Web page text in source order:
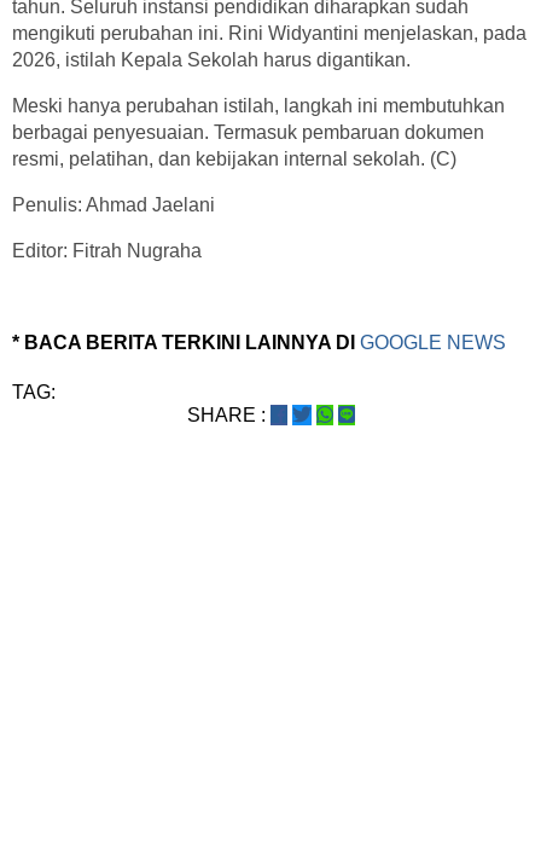
tahun. Seluruh instansi pendidikan diharapkan sudah
mengikuti perubahan ini. Rini Widyantini menjelaskan, pada
2026, istilah Kepala Sekolah harus digantikan.
Meski hanya perubahan istilah, langkah ini membutuhkan
berbagai penyesuaian. Termasuk pembaruan dokumen
resmi, pelatihan, dan kebijakan internal sekolah. (C)
Penulis: Ahmad Jaelani
Editor: Fitrah Nugraha
* BACA BERITA TERKINI LAINNYA DI GOOGLE NEWS
TAG:
SHARE :